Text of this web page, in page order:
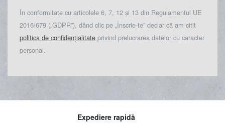
În conformitate cu articolele 6, 7, 12 și 13 din Regulamentul UE
2016/679 („GDPR”), dând clic pe „Înscrie-te” declar că am citit
politica de confidențialitate privind prelucrarea datelor cu caracter
personal.
Expediere rapidă